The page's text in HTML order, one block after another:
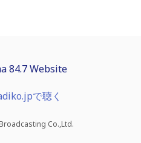
84.7 Website
で聴く
Co.,Ltd.